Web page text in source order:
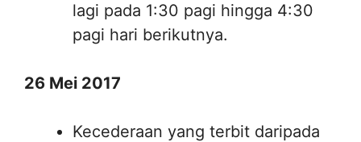
lagi pada 1:30 pagi hingga 4:30
pagi hari berikutnya.
26 Mei 2017
Kecederaan yang terbit daripada